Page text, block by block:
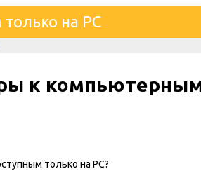
на PC
к
только на PC?